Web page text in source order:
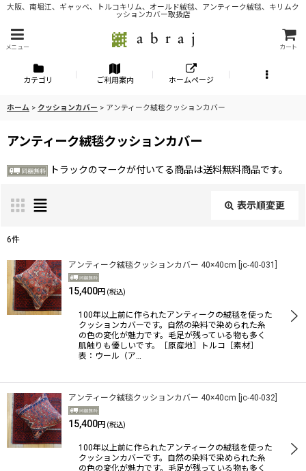
大阪、南堀江、ギャッベ、トルコキリム、オールド絨毯、アンティーク絨毯、キリムク
ッションカバー取扱店
メニュー カート
カテゴリ ご利用案内 ホームページ
ホーム > クッションカバー > アンティーク絨毯クッションカバー
アンティーク絨毯クッションカバー
トラックのマークが付いてる商品は送料無料商品です。
表示順変更
表示数:
並び順:
絞り込む
6件
アンティーク絨毯クッションカバー 40×40cm jc-40-031
15,400円 (税込)
100年以上前に作られたアンティークの絨毯を使った
クッションカバーです。自然の染料で染められた糸
の色の変化が魅力です。毛足が残っている物も多く
肌触りも優しいです。［原産地］トルコ［素材］
表：ウール（ア…
アンティーク絨毯クッションカバー 40×40cm jc-40-032
15,400円 (税込)
100年以上前に作られたアンティークの絨毯を使った
クッションカバーです。自然の染料で染められた糸
の色の変化が魅力です。毛足が残っている物も多く